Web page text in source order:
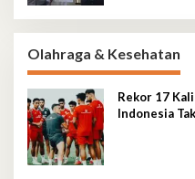
Olahraga & Kesehatan
Rekor 17
Indonesia